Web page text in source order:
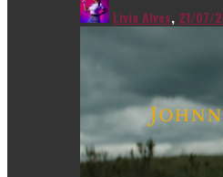
Livia Alves, 21/07/